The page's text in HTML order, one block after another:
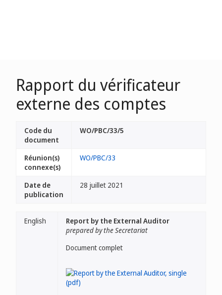
Rapport du vérificateur
externe des comptes
Code du
document
WO/PBC/33/5
Réunion(s)
connexe(s)
WO/PBC/33
Date de
publication
28 juillet 2021
English
Report by the External Auditor
prepared by the Secretariat
Document complet